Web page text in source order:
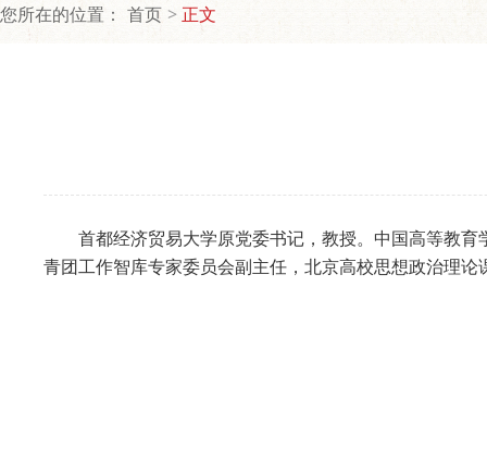
您所在的位置： 首页 正文
首都经济贸易大学原党委书记，教授。中国高等教
青团工作智库专家委员会副主任，北京高校思想政治理论